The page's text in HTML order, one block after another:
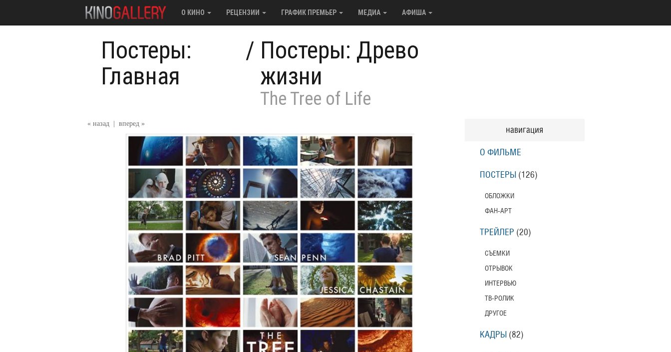
О КИНО РЕЦЕНЗИИ ГРАФИК ПРЕМЬЕР МЕДИА АФИША
Постеры:
Главная
/ Постеры: Древо
жизни
The Tree of Life
« назад вперед »
навигация
О ФИЛЬМЕ
ПОСТЕРЫ (126)
ОБЛОЖКИ
ФАН-АРТ
ТРЕЙЛЕР (20)
СЪЕМКИ
ОТРЫВОК
ИНТЕРВЬЮ
ТВ-РОЛИК
ДРУГОЕ
КАДРЫ (82)